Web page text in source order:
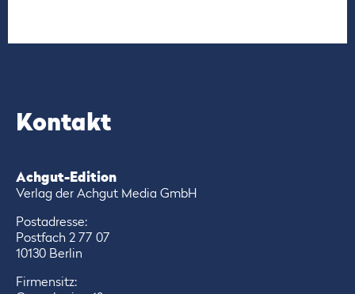
Kontakt
Achgut-Edition
Verlag der Achgut Media GmbH
Postadresse:
Postfach 2 77 07
10130 Berlin
Firmensitz: